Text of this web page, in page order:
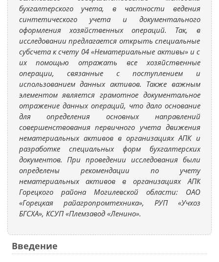
бухгалтерского учета, в частности ведения
синтетического учета и документального
оформления хозяйственных операций. Так, в
исследовании предлагается открыть специальные
субсчета к счету 04 «Нематериальные активы» и с
их помощью отражать все хозяйственные
операции, связанные с поступлением и
использованием данных активов. Также важным
элементом является грамотное документальное
отражение данных операций, что дало основание
для определения основных направлений
совершенствования первичного учета движения
нематериальных активов в организациях АПК и
разработке специальных форм бухгалтерских
документов. При проведении исследования были
определены рекомендации по учету
нематериальных активов в организациях АПК
Горецкого района Могилевской области: ОАО
«Горецкая райагропромтехника», РУП «Учхоз
БГСХА», КСУП «Племзавод «Ленино».
Введение